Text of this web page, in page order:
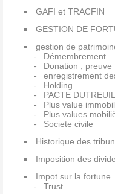
GAFI et TRACFIN
GESTION DE
gestion de
Démembrement
Donation , preuve
enregistrement
Holding
PACTE DUTREUIL
Plus value
Plus values
Societe civile
Historique des
Imposition des
Impot sur la fortune
Trust